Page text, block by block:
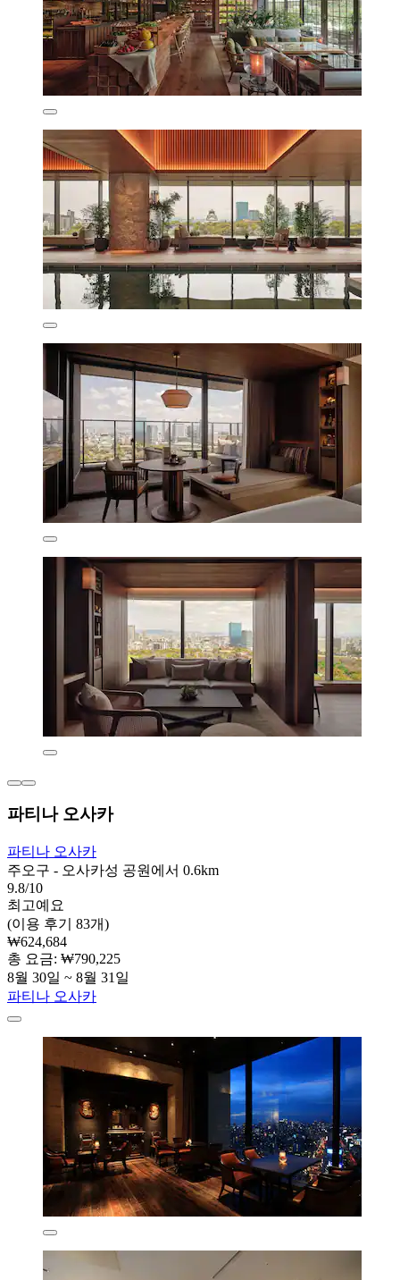
파티나 오사카
파티나 오사카
주오구 - 오사카성 공원에서 0.6km
9.8/10
최고예요
(이용 후기 83개)
₩624,684
총 요금: ₩790,225
8월 30일 ~ 8월 31일
파티나 오사카